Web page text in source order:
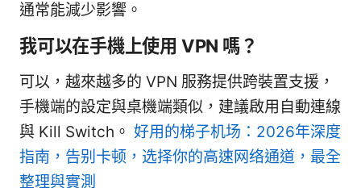
通常能減少影響。
我可以在手機上使用 VPN 嗎？
可以，越來越多的 VPN 服務提供跨裝置支援，
手機端的設定與桌機端類似，建議啟用自動連線
與 Kill Switch。 好用的梯子机场：2026年深度
指南，告别卡顿，选择你的高速网络通道，最全
整理與實測